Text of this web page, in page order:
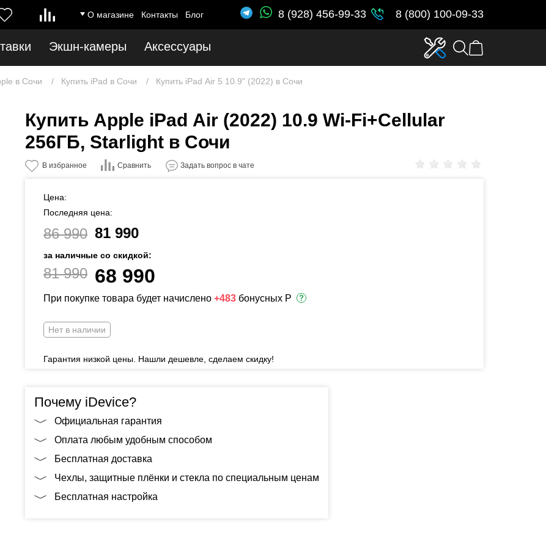
О магазине Контакты Блог 8 (928) 456-99-33 8 (800) 100-09-33
Экшн-камеры Аксессуары
в Сочи Купить iPad в Сочи Купить iPad Air 5 10.9" (2022) в Сочи
Купить Apple iPad Air (2022) 10.9 Wi-Fi+Cellular
256ГБ, Starlight в Сочи
В избранное Сравнить Задать вопрос в чате
Цена:
Последняя цена:
86 990 81 990
за наличные со скидкой:
81 990 68 990
При покупке товара будет начислено +483 бонусных Р
Нет в наличии
Гарантия низкой цены. Нашли дешевле, сделаем скидку!
Почему iDevice?
Официальная гарантия
Оплата любым удобным способом
Бесплатная доставка
Чехлы, защитные плёнки и стекла по специальным ценам
Бесплатная настройка